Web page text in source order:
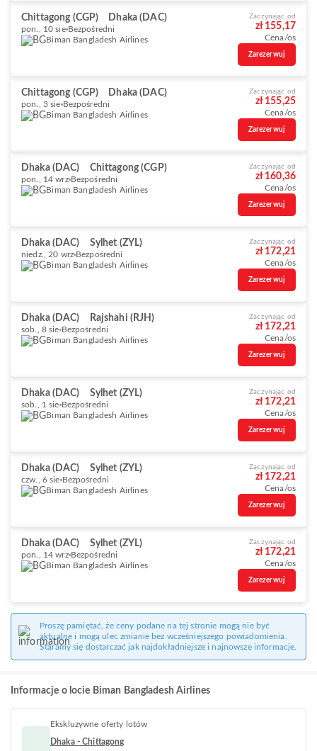
Chittagong (CGP) Dhaka (DAC)
pon., 10 sie Bezpośredni
Biman Bangladesh Airlines
Zaczynając od
zł 155,17
Cena/os
Zarezerwuj
Chittagong (CGP) Dhaka (DAC)
pon., 3 sie Bezpośredni
Biman Bangladesh Airlines
Zaczynając od
zł 155,25
Cena/os
Zarezerwuj
Dhaka (DAC) Chittagong (CGP)
pon., 14 wrz Bezpośredni
Biman Bangladesh Airlines
Zaczynając od
zł 160,36
Cena/os
Zarezerwuj
Dhaka (DAC) Sylhet (ZYL)
niedz., 20 wrz Bezpośredni
Biman Bangladesh Airlines
Zaczynając od
zł 172,21
Cena/os
Zarezerwuj
Dhaka (DAC) Rajshahi (RJH)
sob., 8 sie Bezpośredni
Biman Bangladesh Airlines
Zaczynając od
zł 172,21
Cena/os
Zarezerwuj
Dhaka (DAC) Sylhet (ZYL)
sob., 1 sie Bezpośredni
Biman Bangladesh Airlines
Zaczynając od
zł 172,21
Cena/os
Zarezerwuj
Dhaka (DAC) Sylhet (ZYL)
czw., 6 sie Bezpośredni
Biman Bangladesh Airlines
Zaczynając od
zł 172,21
Cena/os
Zarezerwuj
Dhaka (DAC) Sylhet (ZYL)
pon., 14 wrz Bezpośredni
Biman Bangladesh Airlines
Zaczynając od
zł 172,21
Cena/os
Zarezerwuj
Proszę pamiętać, że ceny podane na tej stronie mogą nie być
aktualne i mogą ulec zmianie bez wcześniejszego powiadomienia.
Staramy się dostarczać jak najdokładniejsze i najnowsze informacje.
Informacje o locie Biman Bangladesh Airlines
Ekskluzywne oferty lotów
Dhaka - Chittagong